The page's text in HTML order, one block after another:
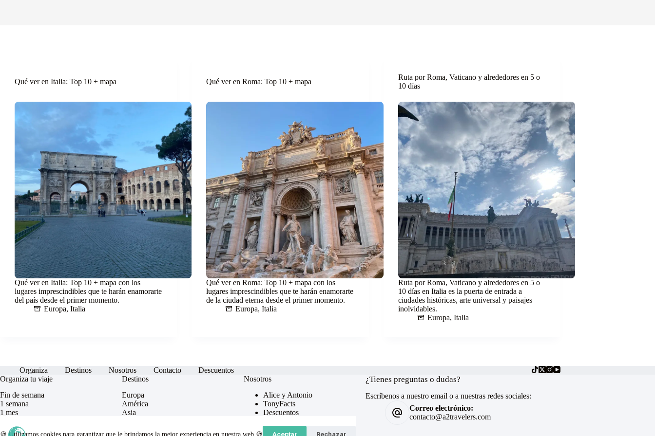
🍪 Utilizamos cookies para garantizar que le brindamos la mejor experiencia en nuestra web 🍪 Aceptar Rechazar
Qué ver en Italia: Top 10 + mapa
Qué ver en Italia: Top 10 + mapa con los
lugares imprescindibles que te harán enamorarte
del país desde el primer momento.
Europa, Italia
Qué ver en Roma: Top 10 + mapa
Qué ver en Roma: Top 10 + mapa con los
lugares imprescindibles que te harán enamorarte
de la ciudad eterna desde el primer momento.
Europa,Italia
Ruta por Roma, Vaticano y alrededores en 5 o
10 días
Ruta por Roma, Vaticano y alrededores en 5 o
10 días en Italia es la puerta de entrada a
ciudades históricas, arte universal y paisajes
inolvidables.
Europa, Italia
Organiza Destinos Nosotros Contacto
Descuentos
Organiza tu viaje
Fin de semana
1 semana
1 mes
Destinos
Europa
América
Asia
Maravillas del Mundo
Nosotros
Alice y Antonio
TonyFacts
Descuentos
¿Tienes preguntas o dudas?
Escríbenos a nuestro email o a nuestras redes sociales:
Correo electrónico:
contacto@a2travelers.com